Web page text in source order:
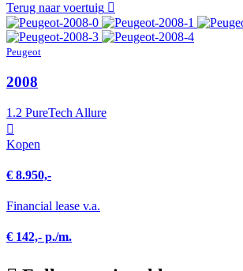
Terug naar voertuig
Peugeot
2008
1.2 PureTech Allure
Kopen
€ 8.950,-
Financial lease v.a.
€ 142,- p./m.